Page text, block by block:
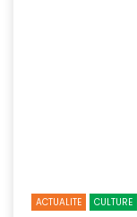
ACTUALITE CULTURE